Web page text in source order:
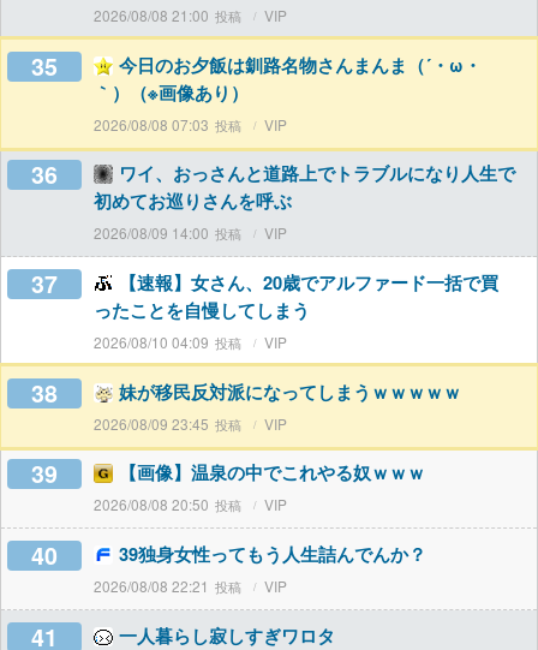
2026/08/08 21:00 VIP
35
今日のお夕飯は釧路名物さんまんま（´・ω・
｀）（※画像あり）
2026/08/08 07:03 VIP
36
ワイ、おっさんと道路上でトラブルになり人生で
初めてお巡りさんを呼ぶ
2026/08/09 14:00 VIP
37
【速報】女さん、20歳でアルファード一括で買
ったことを自慢してしまう
2026/08/10 04:09 VIP
38 妹が移民反対派になってしまうｗｗｗｗｗ
2026/08/09 23:45 VIP
39 【画像】温泉の中でこれやる奴ｗｗｗ
2026/08/08 20:50 VIP
40 39独身女性ってもう人生詰んでんか？
2026/08/08 22:21 VIP
41 一人暮らし寂しすぎワロタ